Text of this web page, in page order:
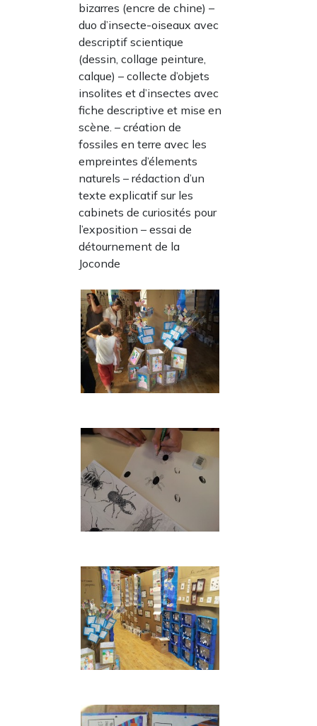
bizarres (encre de chine) –
duo d’insecte-oiseaux avec
descriptif scientique
(dessin, collage peinture,
calque) – collecte d’objets
insolites et d’insectes avec
fiche descriptive et mise en
scène. – création de
fossiles en terre avec les
empreintes d’élements
naturels – rédaction d’un
texte explicatif sur les
cabinets de curiosités pour
l’exposition – essai de
détournement de la
Joconde